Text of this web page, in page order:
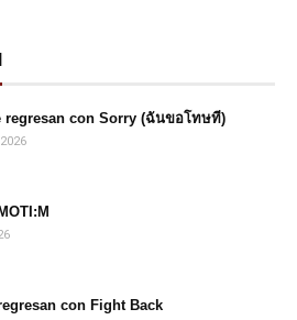
regresan con Sorry (ฉันขอโทษที)
con Fight Back